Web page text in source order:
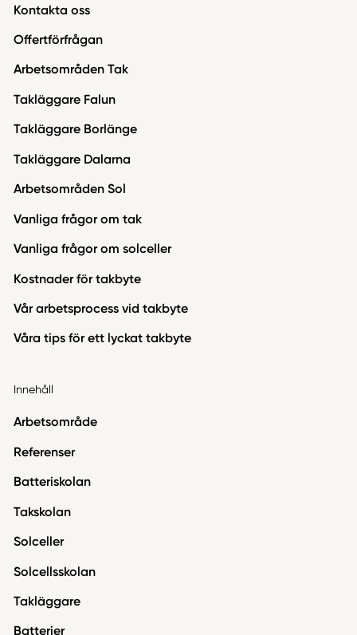
Kontakta oss
Offertförfrågan
Arbetsområden Tak
Takläggare Falun
Takläggare Borlänge
Takläggare Dalarna
Arbetsområden Sol
Vanliga frågor om tak
Vanliga frågor om solceller
Kostnader för takbyte
Vår arbetsprocess vid takbyte
Våra tips för ett lyckat takbyte
Innehåll
Arbetsområde
Referenser
Batteriskolan
Takskolan
Solceller
Solcellsskolan
Takläggare
Batterier